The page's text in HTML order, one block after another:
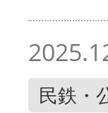
民鉄・